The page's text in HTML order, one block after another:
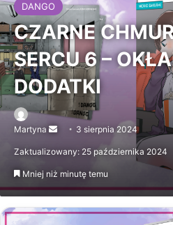
DANGO
CZARNE
SERCU 6 –
DODATKI
Martyna
Send3 sierpnia 2024
Zaktualizowany: 25 października 2024
Mniej niż minutę temu